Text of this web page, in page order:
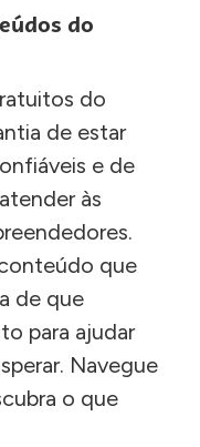
do
do
de estar
e de
às
que
de que
para ajudar
Navegue
o que